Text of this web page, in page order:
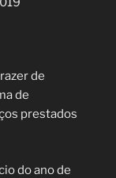
de
de
prestados
do ano de